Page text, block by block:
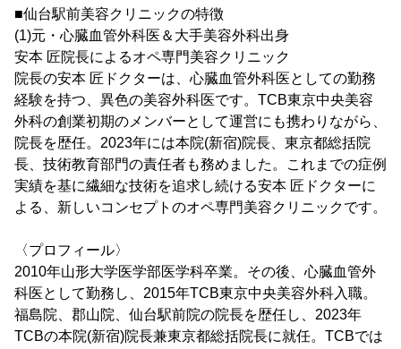
■仙台駅前美容クリニックの特徴
(1)元・心臓血管外科医＆大手美容外科出身
安本 匠院長によるオペ専門美容クリニック
院長の安本 匠ドクターは、心臓血管外科医としての勤務
経験を持つ、異色の美容外科医です。TCB東京中央美容
外科の創業初期のメンバーとして運営にも携わりながら、
院長を歴任。2023年には本院(新宿)院長、東京都総括院
長、技術教育部門の責任者も務めました。これまでの症例
実績を基に繊細な技術を追求し続ける安本 匠ドクターに
よる、新しいコンセプトのオペ専門美容クリニックです。
〈プロフィール〉
2010年山形大学医学部医学科卒業。その後、心臓血管外
科医として勤務し、2015年TCB東京中央美容外科入職。
福島院、郡山院、仙台駅前院の院長を歴任し、2023年
TCBの本院(新宿)院長兼東京都総括院長に就任。TCBでは